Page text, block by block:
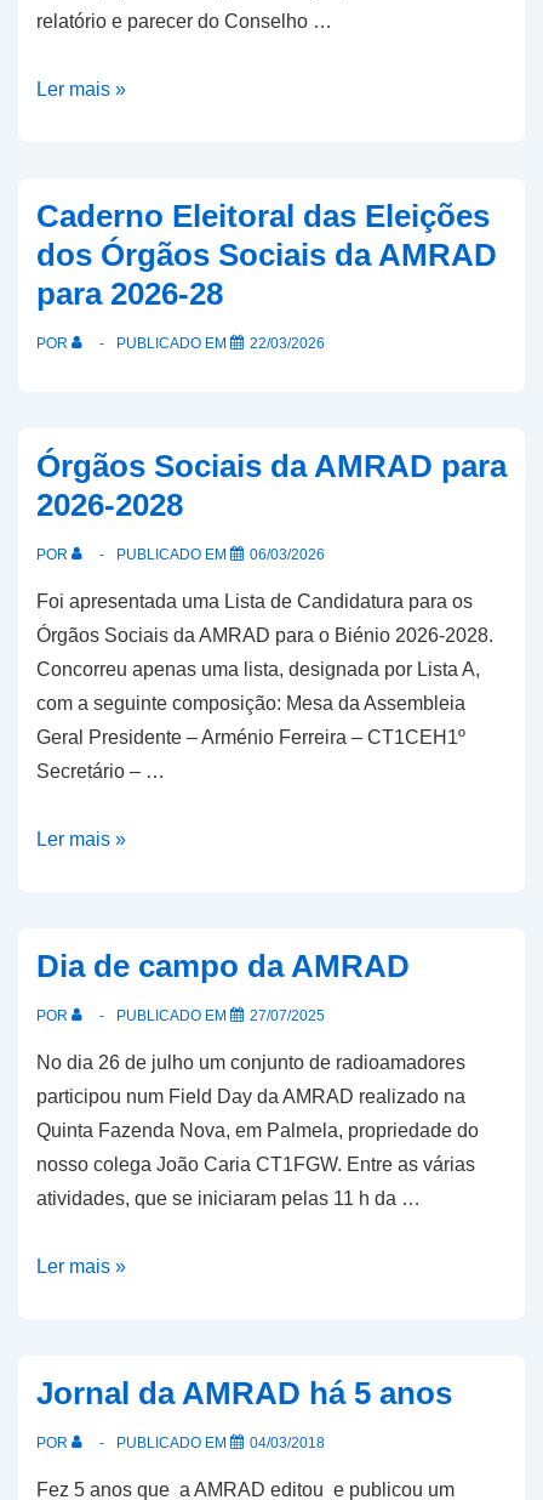
relatório e parecer do Conselho …
AMRAD
Ordinária
de
2026
Ler mais »
Caderno Eleitoral das Eleições
dos Órgãos Sociais da AMRAD
para 2026-28
POR PUBLICADO EM 22/03/2026
Órgãos Sociais da AMRAD para
2026-2028
POR PUBLICADO EM 06/03/2026
Foi apresentada uma Lista de Candidatura para os
Órgãos Sociais da AMRAD para o Biénio 2026-2028.
Concorreu apenas uma lista, designada por Lista A,
com a seguinte composição: Mesa da Assembleia
Geral Presidente – Arménio Ferreira – CT1CEH1º
Secretário – …
Órgãos
para
2026-
Ler mais »
Dia de campo da AMRAD
POR PUBLICADO EM 27/07/2025
No dia 26 de julho um conjunto de radioamadores
participou num Field Day da AMRAD realizado na
Quinta Fazenda Nova, em Palmela, propriedade do
nosso colega João Caria CT1FGW. Entre as várias
atividades, que se iniciaram pelas 11 h da …
Dia
AMRAD
Ler mais »
Jornal da AMRAD há 5 anos
POR PUBLICADO EM 04/03/2018
Fez 5 anos que a AMRAD editou e publicou um